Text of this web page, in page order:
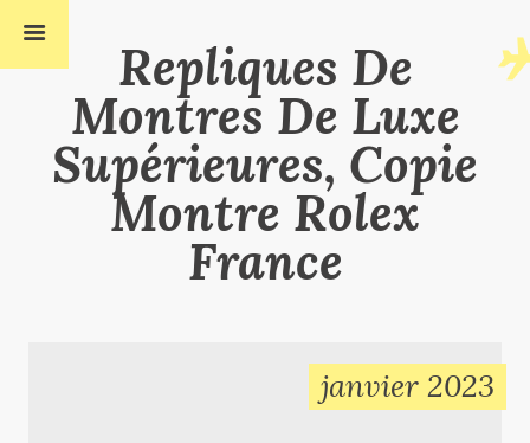
Repliques De
Montres De Luxe
Supérieures, Copie
Montre Rolex
France
janvier 2023